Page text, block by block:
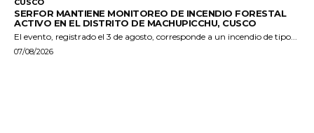
SERFOR MANTIENE MONITOREO DE INCENDIO FORESTAL
ACTIVO EN EL DISTRITO DE MACHUPICCHU, CUSCO
El evento, registrado el 3 de agosto, corresponde a un incendio de tipo...
07/08/2026